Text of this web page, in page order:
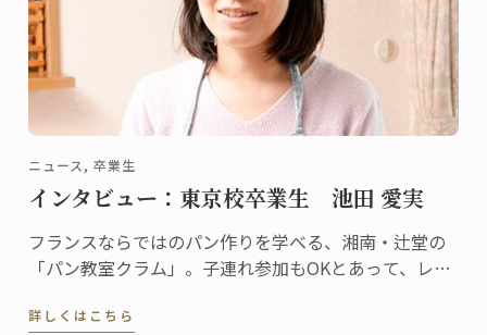
ニュース, 卒業生
インタビュー：東京校卒業生 池田 愛実
フランスならではのパン作りを学べる、湘南・辻堂の
「パン教室クラム」。子連れ参加もOKとあって、レッ
てをしながら、自宅でこの教室を主宰しているのが池
詳しくはこちら